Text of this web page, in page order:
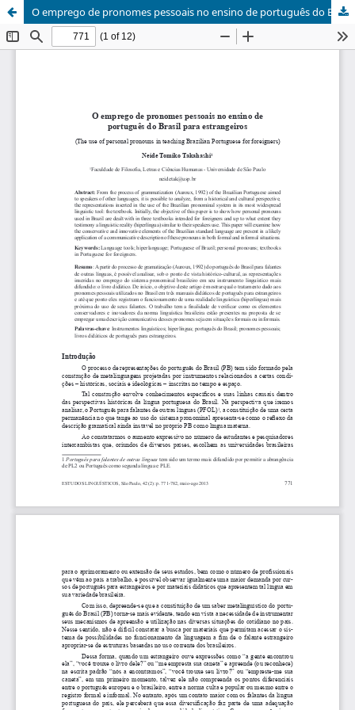
O emprego de pronomes pessoais no ensino de português do Brasil para estrangeiros